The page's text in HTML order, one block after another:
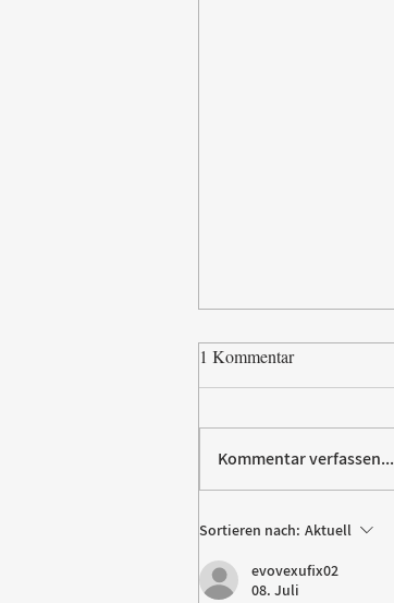
Paw Patrol erobert die
jetzt Ihre Kollektion!
1 Kommentar
Kommentar verfassen...
Sortieren nach: Aktuell
evovexufix02
08. Juli